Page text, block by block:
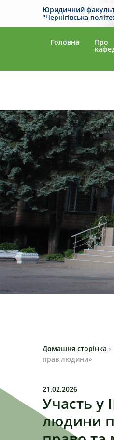
Юридичний
"Чернігівська
Головна Про
Домашня сторінка ›
прав людини»
21.02.2026
Участь у
людини